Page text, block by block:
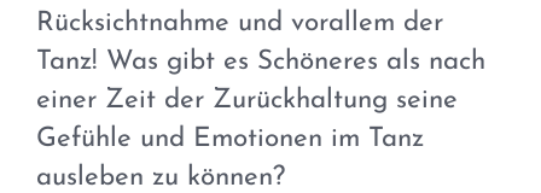
Rücksichtnahme und vorallem der
Tanz! Was gibt es Schöneres als nach
einer Zeit der Zurückhaltung seine
Gefühle und Emotionen im Tanz
ausleben zu können?